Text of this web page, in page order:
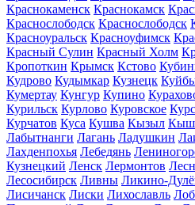
Краснокаменск Краснокамск
Краснослободск Краснослободск
Красноуральск Красноуфимск
Красный Сулин Красный Холм
Кропоткин Крымск Кстово
Кудрово Кудымкар Кузнецк
Кумертау Кунгур Купино
Курильск Курлово Куровское
Курчатов Куса Кушва Кызыл
Лабытнанги Лагань Ладушкин
Лахденпохья Лебедянь
Кузнецкий Ленск Лермонтов
Лесосибирск Ливны Ликино-
Лисичанск Лиски Лихославль